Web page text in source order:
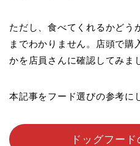
ただし、食べてくれるかどう
までわかりません。店頭で購
かを店員さんに確認してみま
本記事をフード選びの参考に
ドッグフー